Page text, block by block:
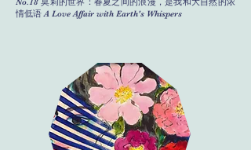
情低语 A Love Affair with Earth's Whispers